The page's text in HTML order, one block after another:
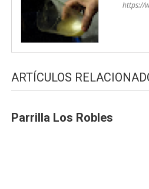
https://
ARTÍCULOS
Parrilla Los Robles